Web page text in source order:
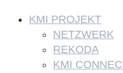
KMI PROJEKT
NETZWERK
REKODA
KMI